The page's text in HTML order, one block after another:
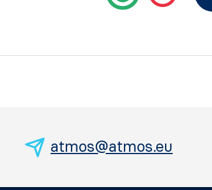
atmos@atmos.eu